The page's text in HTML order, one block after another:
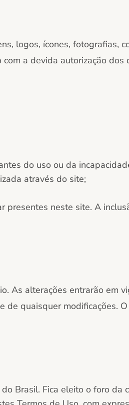
logos, ícones, fotografias,
a devida autorização
do uso ou da
através do site;
neste site. A
As alterações entrarão em
de quaisquer modificações.
Brasil. Fica eleito o foro da